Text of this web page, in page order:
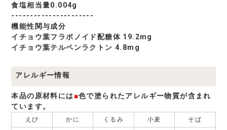
食塩相当量0.004g
----------------------
機能性関与成分
イチョウ葉フラボノイド配糖体 19.2mg
イチョウ葉テルペンラクトン 4.8mg
アレルギー情報
本品の原材料には■色で塗られたアレルギー物質が含まれ
ています。
えび かに くるみ 小麦 そば